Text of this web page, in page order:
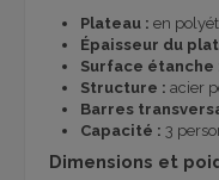
Plateau : en
Épaisseur du
Surface étanche
Structure : acier
Barres
Capacité : 3
Dimensions et